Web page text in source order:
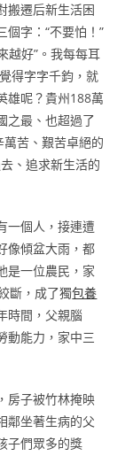
搬遷后新生活困
字：“不要怕！”
越好”。我每每耳
得字字千鈞，就
雄呢？貴州188萬
之最、也超過了
苦、艱苦卓絕的
、追求新生活的
一個人，接連遭
像傾盆大雨，都
是一位農民，家
斷，成了獨包養
時間，父親腦
動能力，家中三
房子被竹林掩映
鄰坐著生病的父
子們眾多的獎